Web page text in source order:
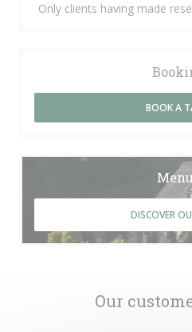
Our
Only clients having made
BOOK A
DISCOVER